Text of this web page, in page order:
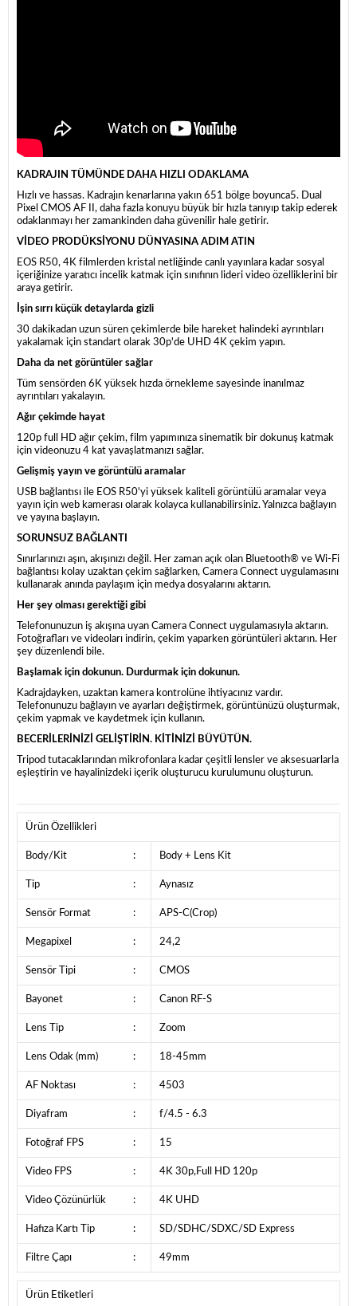
KADRAJIN TÜMÜNDE DAHA HIZLI ODAKLAMA
Hızlı ve hassas. Kadrajın kenarlarına yakın 651 bölge boyunca5. Dual
Pixel CMOS AF II, daha fazla konuyu büyük bir hızla tanıyıp takip ederek
odaklanmayı her zamankinden daha güvenilir hale getirir.
VİDEO PRODÜKSİYONU DÜNYASINA ADIM ATIN
EOS R50, 4K filmlerden kristal netliğinde canlı yayınlara kadar sosyal
içeriğinize yaratıcı incelik katmak için sınıfının lideri video özelliklerini bir
araya getirir.
İşin sırrı küçük detaylarda gizli
30 dakikadan uzun süren çekimlerde bile hareket halindeki ayrıntıları
yakalamak için standart olarak 30p'de UHD 4K çekim yapın.
Daha da net görüntüler sağlar
Tüm sensörden 6K yüksek hızda örnekleme sayesinde inanılmaz
ayrıntıları yakalayın.
Ağır çekimde hayat
120p full HD ağır çekim, film yapımınıza sinematik bir dokunuş katmak
için videonuzu 4 kat yavaşlatmanızı sağlar.
Gelişmiş yayın ve görüntülü aramalar
USB bağlantısı ile EOS R50'yi yüksek kaliteli görüntülü aramalar veya
yayın için web kamerası olarak kolayca kullanabilirsiniz. Yalnızca bağlayın
ve yayına başlayın.
SORUNSUZ BAĞLANTI
Sınırlarınızı aşın, akışınızı değil. Her zaman açık olan Bluetooth® ve Wi-Fi
bağlantısı kolay uzaktan çekim sağlarken, Camera Connect uygulamasını
kullanarak anında paylaşım için medya dosyalarını aktarın.
Her şey olması gerektiği gibi
Telefonunuzun iş akışına uyan Camera Connect uygulamasıyla aktarın.
Fotoğrafları ve videoları indirin, çekim yaparken görüntüleri aktarın. Her
şey düzenlendi bile.
Başlamak için dokunun. Durdurmak için dokunun.
Kadrajdayken, uzaktan kamera kontrolüne ihtiyacınız vardır.
Telefonunuzu bağlayın ve ayarları değiştirmek, görüntünüzü oluşturmak,
çekim yapmak ve kaydetmek için kullanın.
BECERİLERİNİZİ GELİŞTİRİN. KİTİNİZİ BÜYÜTÜN.
Tripod tutacaklarından mikrofonlara kadar çeşitli lensler ve aksesuarlarla
eşleştirin ve hayalinizdeki içerik oluşturucu kurulumunu oluşturun.
Ürün Özellikleri
Body/Kit : Body + Lens Kit
Tip : Aynasız
Sensör Format : APS-C(Crop)
Megapixel : 24,2
Sensör Tipi : CMOS
Bayonet : Canon RF-S
Lens Tip : Zoom
Lens Odak (mm) : 18-45mm
AF Noktası : 4503
Diyafram : f/4.5 - 6.3
Fotoğraf FPS : 15
Video FPS : 4K 30p,Full HD 120p
Video Çözünürlük : 4K UHD
Hafıza Kartı Tip : SD/SDHC/SDXC/SD Express
Filtre Çapı : 49mm
Ürün Etiketleri